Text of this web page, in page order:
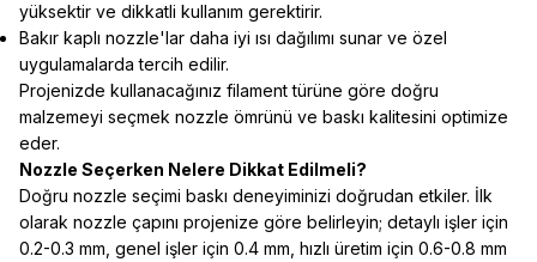
yüksektir ve dikkatli kullanım gerektirir.
Bakır kaplı nozzle'lar daha iyi ısı dağılımı sunar ve özel
uygulamalarda tercih edilir.
Projenizde kullanacağınız filament türüne göre doğru
malzemeyi seçmek nozzle ömrünü ve baskı kalitesini optimize
eder.
Nozzle Seçerken Nelere Dikkat Edilmeli?
Doğru nozzle seçimi baskı deneyiminizi doğrudan etkiler. İlk
olarak nozzle çapını projenize göre belirleyin; detaylı işler için
0.2-0.3 mm, genel işler için 0.4 mm, hızlı üretim için 0.6-0.8 mm